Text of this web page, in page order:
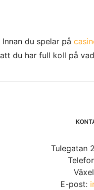
Innan du spelar på
att du har full koll på
Tulegatan
E-post: